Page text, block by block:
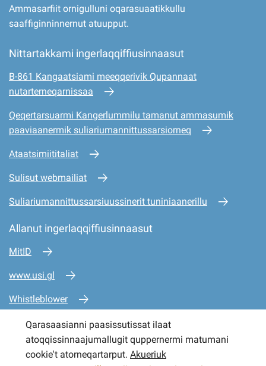
Ammasarfiit ornigulluni oqarasuaatikkullu
saaffiginninnernut atuupput.
Nittartakkami ingerlaqqiffiusinnaasut
B-861 Kangaatsiami meeqqerivik Qupannaat
nutarterneqarnissaa
Qeqertarsuarmi Kangerlummilu tamanut ammasumik
paaviaanermik suliariumannittussarsiorneq
Ataatsimiititaliat
Sulisut webmailiat
Suliariumannittussarsiuussinerit tuniniaanerillu
Allanut ingerlaqqiffiusinnaasut
MitID
www.usi.gl
Whistleblower
www.mio.gl
www.sullissivik.gl
Qarasaasianni paasissutissat ilaat
atoqqissinnaajumallugit quppernermi matumani
cookie't atorneqartarput. Akueriuk